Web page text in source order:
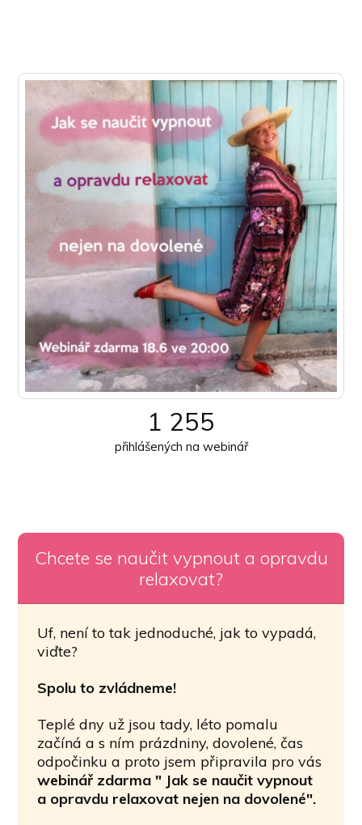
1 255
přihlášených na webinář
Chcete se naučit vypnout a opravdu
relaxovat?
Uf, není to tak jednoduché, jak to vypadá,
viďte?
Spolu to zvládneme!
Teplé dny už jsou tady, léto pomalu
začíná a s ním prázdniny, dovolené, čas
odpočinku a proto jsem připravila pro vás
webinář zdarma " Jak se naučit vypnout
a opravdu relaxovat nejen na dovolené".